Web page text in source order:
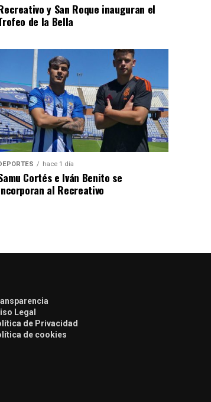
y San Roque inauguran el
de la Bella
hace 1 día
Cortés e Iván Benito se
al Recreativo
Legal
de Privacidad
de cookies